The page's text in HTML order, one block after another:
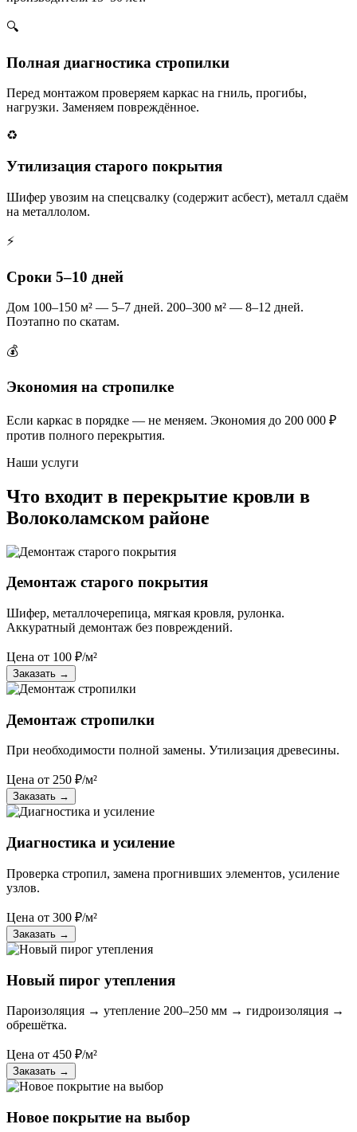
🔍
Полная диагностика стропилки
Перед монтажом проверяем каркас на гниль, прогибы,
нагрузки. Заменяем повреждённое.
♻️
Утилизация старого покрытия
Шифер увозим на спецсвалку (содержит асбест), металл сдаём
на металлолом.
⚡
Сроки 5–10 дней
Дом 100–150 м² — 5–7 дней. 200–300 м² — 8–12 дней.
Поэтапно по скатам.
💰
Экономия на стропилке
Если каркас в порядке — не меняем. Экономия до 200 000 ₽
против полного перекрытия.
Наши услуги
Что входит в перекрытие кровли в
Волоколамском районе
Демонтаж старого покрытия
Шифер, металлочерепица, мягкая кровля, рулонка.
Аккуратный демонтаж без повреждений.
Цена от 100 ₽/м²
Заказать →
Демонтаж стропилки
При необходимости полной замены. Утилизация древесины.
Цена от 250 ₽/м²
Заказать →
Диагностика и усиление
Проверка стропил, замена прогнивших элементов, усиление
узлов.
Цена от 300 ₽/м²
Заказать →
Новый пирог утепления
Пароизоляция → утепление 200–250 мм → гидроизоляция →
обрешётка.
Цена от 450 ₽/м²
Заказать →
Новое покрытие на выбор